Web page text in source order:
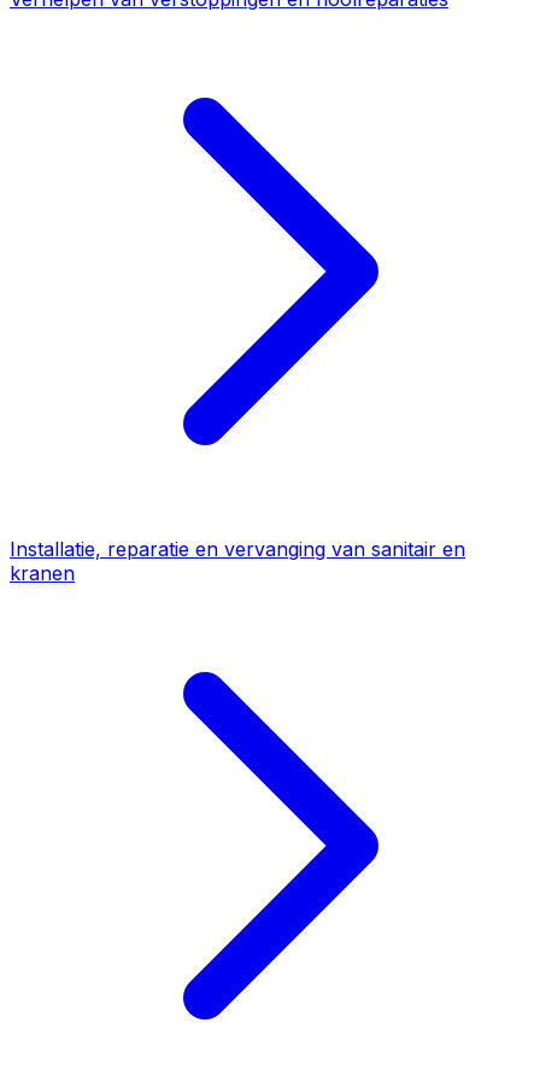
Installatie, reparatie en vervanging van sanitair en
kranen